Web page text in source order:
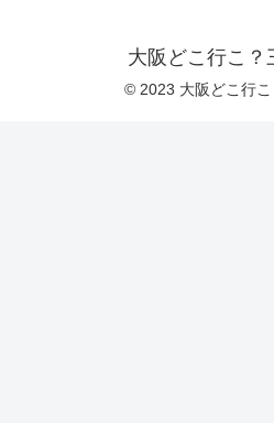
大阪どこ行こ？
© 2023 大阪どこ行